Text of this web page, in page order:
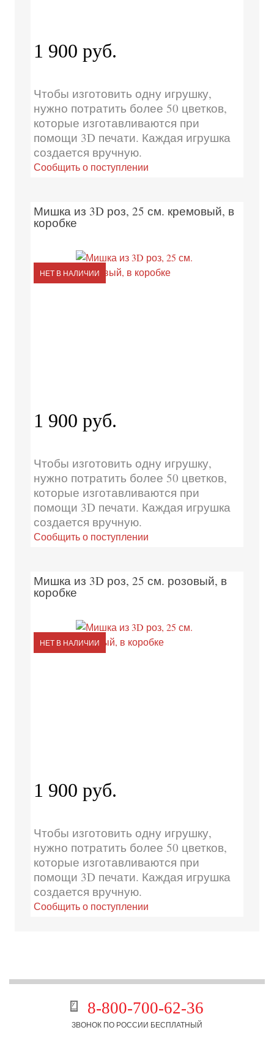
1 900 руб.
Чтобы изготовить одну игрушку,
нужно потратить более 50 цветков,
которые изготавливаются при
помощи 3D печати. Каждая игрушка
создается вручную.
Сообщить о поступлении
Мишка из 3D роз, 25 см. кремовый, в
коробке
НЕТ В НАЛИЧИИ
1 900 руб.
Чтобы изготовить одну игрушку,
нужно потратить более 50 цветков,
которые изготавливаются при
помощи 3D печати. Каждая игрушка
создается вручную.
Сообщить о поступлении
Мишка из 3D роз, 25 см. розовый, в
коробке
НЕТ В НАЛИЧИИ
1 900 руб.
Чтобы изготовить одну игрушку,
нужно потратить более 50 цветков,
которые изготавливаются при
помощи 3D печати. Каждая игрушка
создается вручную.
Сообщить о поступлении
8-800-700-62-36
ЗВОНОК ПО РОССИИ БЕСПЛАТНЫЙ